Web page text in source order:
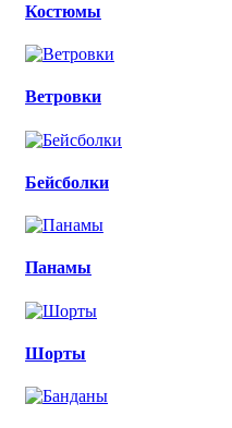
Костюмы
Ветровки
Бейсболки
Панамы
Шорты